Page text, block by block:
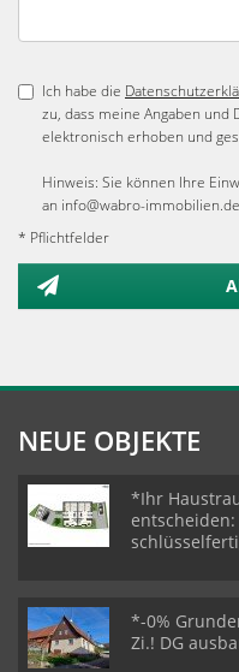
Ich habe die
zu, dass meine Angaben
elektronisch erhoben und
Hinweis: Sie können Ihre
an info@wabro-
* Pflichtfelder
NEUE OBJEKTE
*Ihr
*-0%
Zi.! DG